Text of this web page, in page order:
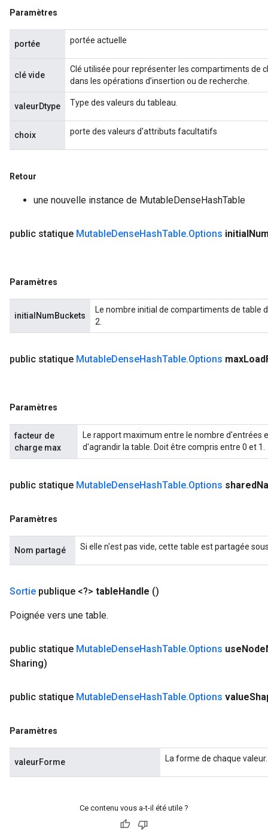
Paramètres
portée portée actuelle
clé vide
Clé utilisée pour représenter les compartiments de
dans les opérations d’insertion ou de recherche.
valeurDtype Type des valeurs du tableau.
choix porte des valeurs d'attributs facultatifs
Retour
une nouvelle instance de MutableDenseHashTable
public statique MutableDenseHashTable.Options initial
Paramètres
initialNumBuckets
Le nombre initial de compartiments de table
2.
public statique MutableDenseHashTable.Options maxLoad
Paramètres
facteur de
charge max
Le rapport maximum entre le nombre d'entrées
d'agrandir la table. Doit être compris entre 0 et 1.
public statique MutableDenseHashTable.Options shared
Paramètres
Nom partagé Si elle n'est pas vide, cette table est partagée
Sortie publique <?> tableHandle ()
Poignée vers une table.
public statique MutableDenseHashTable.Options useNode
Sharing)
public statique MutableDenseHashTable.Options value
Paramètres
valeurForme La forme de chaque valeur.
Ce contenu vous a-t-il été utile ?